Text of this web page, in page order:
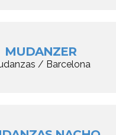
MUDANZER
/ Barcelona